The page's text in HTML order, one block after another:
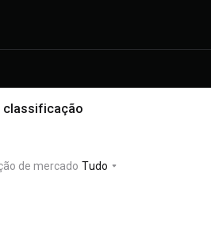
classificação
de mercado Tudo